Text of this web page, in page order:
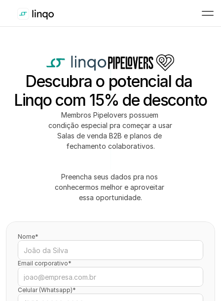
Descubra o potencial da
Linqo com 15% de desconto
Membros Pipelovers possuem
condição especial pra começar a usar
Salas de venda B2B e planos de
fechamento colaborativos.
Preencha seus dados pra nos
conhecermos melhor e aproveitar
essa oportunidade.
Nome*
Email corporativo*
Celular (Whatsapp)*